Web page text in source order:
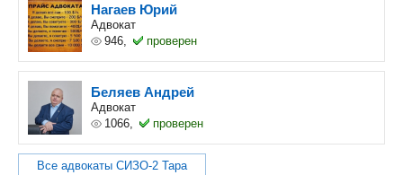
Нагаев Юрий
Адвокат
946,
проверен
Беляев Андрей
Адвокат
1066,
проверен
Все адвокаты СИЗО-2 Тара